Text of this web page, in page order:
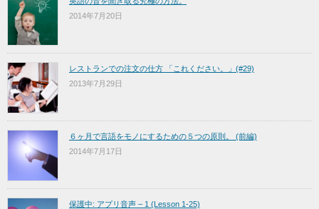
2014年7月20日
レストランでの注文の仕方 「これください。」(#29)
2013年7月29日
６ヶ月で言語をモノにするための５つの原則。 (前編)
2014年7月17日
保護中: アプリ音声 – 1 (Lesson 1-25)